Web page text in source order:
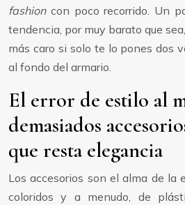
fashioncon poco recorrido. Un
tendencia, por muy barato que
más caro si solo te lo pones dos
al fondo del armario.
El error de estilo al
demasiados
que resta elegancia
Los accesorios son el alma de la
coloridos y a menudo, de